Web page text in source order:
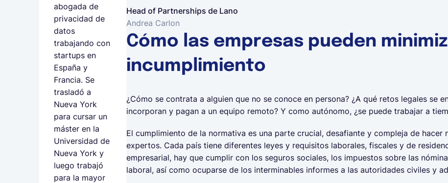
abogada de
privacidad de
datos
trabajando con
startups en
España y
Francia. Se
trasladó a
Nueva York
para cursar un
máster en la
Universidad de
Nueva York y
luego trabajó
para la mayor
Head of Partnerships de Lano
Andrea Carlon
Cómo las empresas pueden
incumplimiento
¿Cómo se contrata a alguien que no se conoce en persona? ¿A qué retos legales se
incorporan y pagan a un equipo remoto? Y como autónomo, ¿se puede trabajar a
El cumplimiento de la normativa es una parte crucial, desafiante y compleja de
expertos. Cada país tiene diferentes leyes y requisitos laborales, fiscales y de
empresarial, hay que cumplir con los seguros sociales, los impuestos sobre las
laboral, así como ocuparse de los interminables informes a las autoridades civiles y